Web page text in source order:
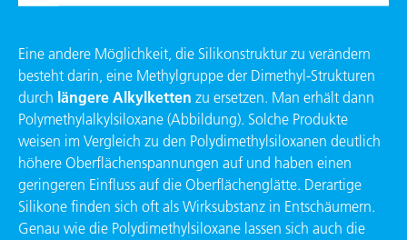
Eine andere Möglichkeit, die Silikon­struktur zu verändern
besteht darin, eine Methylgruppe der Dimethyl-Strukturen
durch längere Alkylketten zu ersetzen. Man erhält dann
Polymethylalkylsiloxane (Abbildung). Solche Produkte
weisen im Vergleich zu den Polydimethylsiloxanen deutlich
höhere Oberflächenspannungen auf und haben einen
geringeren Einfluss auf die Oberflächenglätte. Derartige
Silikone finden sich oft als Wirksubstanz in Entschäumern.
Genau wie die Polydimethylsiloxane lassen sich auch die